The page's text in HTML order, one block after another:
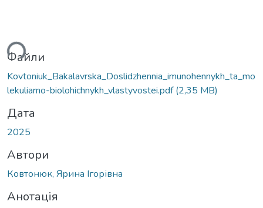
Файли
Kovtoniuk_Bakalavrska_Doslidzhennia_imunohennykh_ta_mo
lekuliarno-biolohichnykh_vlastyvostei.pdf(2,35 MB)
Дата
2025
Автори
Ковтонюк, Ярина Ігорівна
Анотація